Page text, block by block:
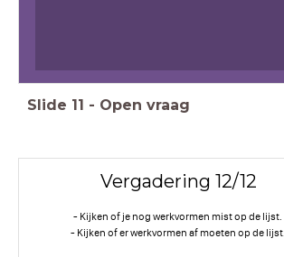
Slide 11 - Open vraag
Vergadering 12/12
- Kijken of je nog werkvormen mist op de lijst.
- Kijken of er werkvormen af moeten op de lijst.